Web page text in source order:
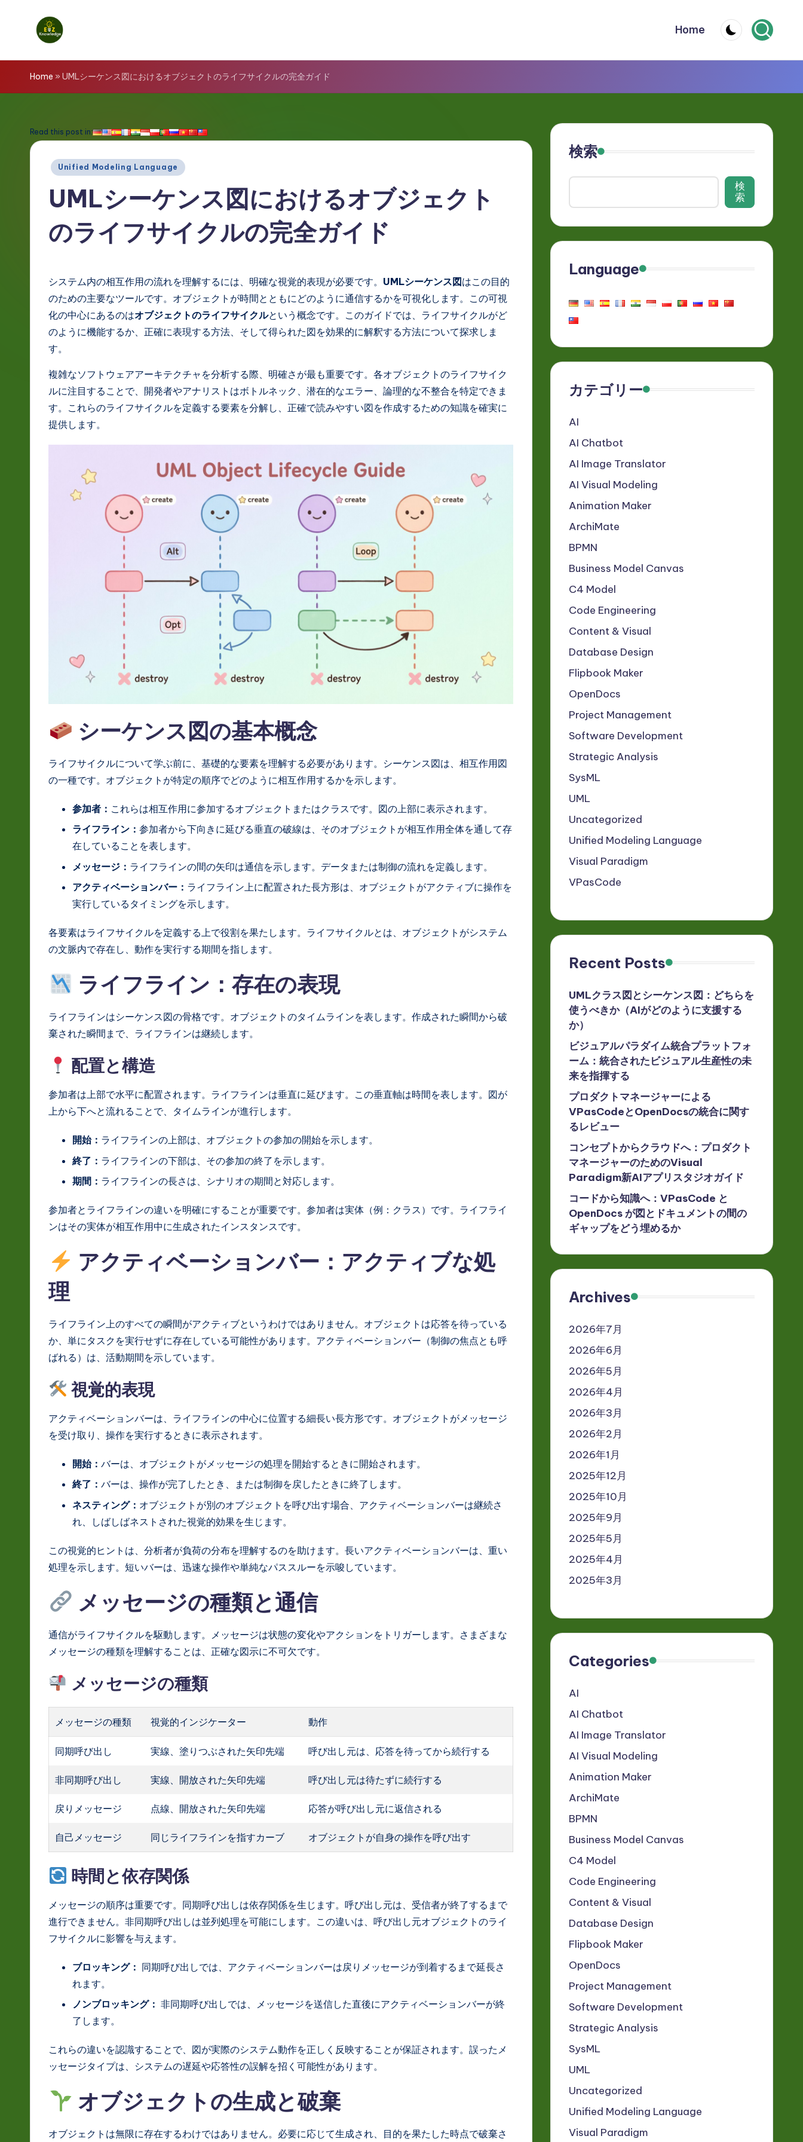
E
z
n
in
&
ti
Home
Home » UMLシーケンス図におけるオブジェクトのライフサイクルの完全ガイド
Read this post in:
Posted
Unified Modeling Language
UMLシーケンス図におけるオブジェクト
のライフサイクルの完全ガイド
システム内の相互作用の流れを理解するには、明確な視覚的表現が必要です。 UMLシーケンス図はこの目的
のための主要なツールです。オブジェクトが時間とともにどのように通信するかを可視化します。この可視
化の中心にあるのはオブジェクトのライフサイクルという概念です。このガイドでは、ライフサイクルがど
のように機能するか、正確に表現する方法、そして得られた図を効果的に解釈する方法について探求しま
す。
複雑なソフトウェアアーキテクチャを分析する際、明確さが最も重要です。各オブジェクトのライフサイク
ルに注目することで、開発者やアナリストはボトルネック、潜在的なエラー、論理的な不整合を特定できま
す。これらのライフサイクルを定義する要素を分解し、正確で読みやすい図を作成するための知識を確実に
提供します。
シーケンス図の基本概念
ライフサイクルについて学ぶ前に、基礎的な要素を理解する必要があります。シーケンス図は、相互作用図
の一種です。オブジェクトが特定の順序でどのように相互作用するかを示します。
参加者： これらは相互作用に参加するオブジェクトまたはクラスです。図の上部に表示されます。
ライフライン： 参加者から下向きに延びる垂直の破線は、そのオブジェクトが相互作用全体を通して存
在していることを表します。
メッセージ： ライフラインの間の矢印は通信を示します。データまたは制御の流れを定義します。
アクティベーションバー： ライフライン上に配置された長方形は、オブジェクトがアクティブに操作を
実行しているタイミングを示します。
各要素はライフサイクルを定義する上で役割を果たします。ライフサイクルとは、オブジェクトがシステム
の文脈内で存在し、動作を実行する期間を指します。
ライフライン：存在の表現
ライフラインはシーケンス図の骨格です。オブジェクトのタイムラインを表します。作成された瞬間から破
棄された瞬間まで、ライフラインは継続します。
配置と構造
参加者は上部で水平に配置されます。ライフラインは垂直に延びます。この垂直軸は時間を表します。図が
上から下へと流れることで、タイムラインが進行します。
開始： ライフラインの上部は、オブジェクトの参加の開始を示します。
終了： ライフラインの下部は、その参加の終了を示します。
期間： ライフラインの長さは、シナリオの期間と対応します。
参加者とライフラインの違いを明確にすることが重要です。参加者は実体（例：クラス）です。ライフライ
ンはその実体が相互作用中に生成されたインスタンスです。
アクティベーションバー：アクティブな処
理
ライフライン上のすべての瞬間がアクティブというわけではありません。オブジェクトは応答を待っている
か、単にタスクを実行せずに存在している可能性があります。アクティベーションバー（制御の焦点とも呼
ばれる）は、活動期間を示しています。
視覚的表現
アクティベーションバーは、ライフラインの中心に位置する細長い長方形です。オブジェクトがメッセージ
を受け取り、操作を実行するときに表示されます。
開始： バーは、オブジェクトがメッセージの処理を開始するときに開始されます。
終了： バーは、操作が完了したとき、または制御を戻したときに終了します。
ネスティング： オブジェクトが別のオブジェクトを呼び出す場合、アクティベーションバーは継続さ
れ、しばしばネストされた視覚的効果を生じます。
この視覚的ヒントは、分析者が負荷の分布を理解するのを助けます。長いアクティベーションバーは、重い
処理を示します。短いバーは、迅速な操作や単純なパススルーを示唆しています。
メッセージの種類と通信
通信がライフサイクルを駆動します。メッセージは状態の変化やアクションをトリガーします。さまざまな
メッセージの種類を理解することは、正確な図示に不可欠です。
メッセージの種類
メッセージの種類 視覚的インジケーター 動作
同期呼び出し 実線、塗りつぶされた矢印先端 呼び出し元は、応答を待ってから続行する
非同期呼び出し 実線、開放された矢印先端 呼び出し元は待たずに続行する
戻りメッセージ 点線、開放された矢印先端 応答が呼び出し元に返信される
自己メッセージ 同じライフラインを指すカーブ オブジェクトが自身の操作を呼び出す
時間と依存関係
メッセージの順序は重要です。同期呼び出しは依存関係を生じます。呼び出し元は、受信者が終了するまで
進行できません。非同期呼び出しは並列処理を可能にします。この違いは、呼び出し元オブジェクトのライ
フサイクルに影響を与えます。
ブロッキング： 同期呼び出しでは、アクティベーションバーは戻りメッセージが到着するまで延長さ
れます。
ノンブロッキング： 非同期呼び出しでは、メッセージを送信した直後にアクティベーションバーが終
了します。
これらの違いを認識することで、図が実際のシステム動作を正しく反映することが保証されます。誤ったメ
ッセージタイプは、システムの遅延や応答性の誤解を招く可能性があります。
オブジェクトの生成と破棄
オブジェクトは無限に存在するわけではありません。必要に応じて生成され、目的を果たした時点で破棄さ
検索
検
索
Language
カテゴリー
AI
AI Chatbot
AI Image Translator
AI Visual Modeling
Animation Maker
ArchiMate
BPMN
Business Model Canvas
C4 Model
Code Engineering
Content & Visual
Database Design
Flipbook Maker
OpenDocs
Project Management
Software Development
Strategic Analysis
SysML
UML
Uncategorized
Unified Modeling Language
Visual Paradigm
VPasCode
Recent Posts
UMLクラス図とシーケンス図：どちらを
使うべきか（AIがどのように支援する
か）
ビジュアルパラダイム統合プラットフォ
ーム：統合されたビジュアル生産性の未
来を指揮する
プロダクトマネージャーによる
VPasCodeとOpenDocsの統合に関す
るレビュー
コンセプトからクラウドへ：プロダクト
マネージャーのためのVisual
Paradigm新AIアプリスタジオガイド
コードから知識へ：VPasCode と
OpenDocs が図とドキュメントの間の
ギャップをどう埋めるか
Archives
2026年7月
2026年6月
2026年5月
2026年4月
2026年3月
2026年2月
2026年1月
2025年12月
2025年10月
2025年9月
2025年5月
2025年4月
2025年3月
Categories
AI
AI Chatbot
AI Image Translator
AI Visual Modeling
Animation Maker
ArchiMate
BPMN
Business Model Canvas
C4 Model
Code Engineering
Content & Visual
Database Design
Flipbook Maker
OpenDocs
Project Management
Software Development
Strategic Analysis
SysML
UML
Uncategorized
Unified Modeling Language
Visual Paradigm